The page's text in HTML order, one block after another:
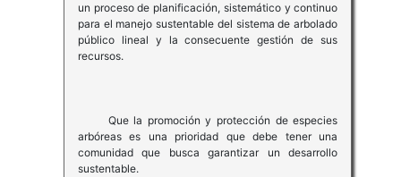
un proceso de planificación, sistemático y continuo
para el manejo sustentable del sistema de arbolado
público lineal y la consecuente gestión de sus
recursos.
Que la promoción y protección de especies
arbóreas es una prioridad que debe tener una
comunidad que busca garantizar un desarrollo
sustentable.